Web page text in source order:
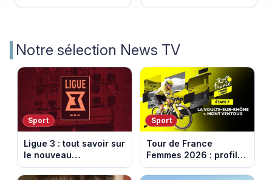
Notre sélection News TV
Sport
Ligue 3 : tout savoir sur
le nouveau
championnat qui
Sport
Tour de France
Femmes 2026 : profil
et horaires de la 7e